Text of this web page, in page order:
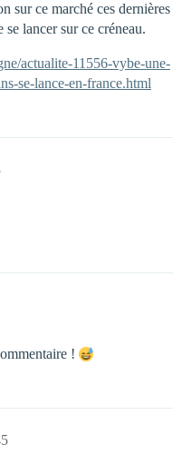
sur ce marché ces dernières
lancer sur ce créneau.
actualite-11556-vybe-une-
se-lance-en-france.html
!